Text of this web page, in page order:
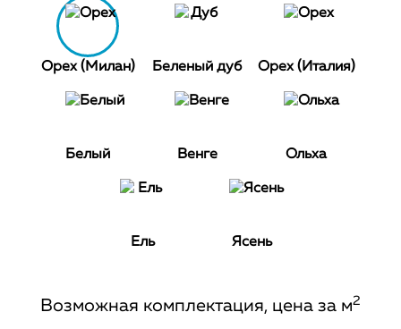
Орех (Милан) Беленый дуб Орех (Италия)
Белый Венге Ольха
Ель Ясень
Возможная комплектация, цена за м2